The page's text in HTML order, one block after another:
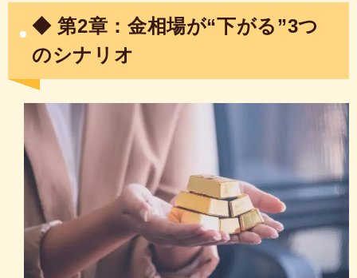
◆ 第2章：金相場が“下がる”3つ
のシナリオ